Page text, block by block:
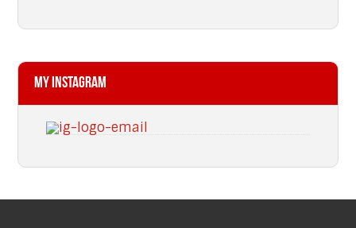
My Instagram